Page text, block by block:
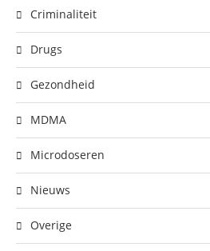
Criminaliteit
Drugs
Gezondheid
MDMA
Microdoseren
Nieuws
Overige